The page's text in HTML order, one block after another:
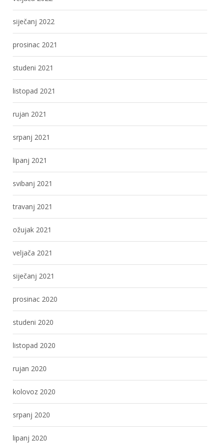
siječanj 2022
prosinac 2021
studeni 2021
listopad 2021
rujan 2021
srpanj 2021
lipanj 2021
svibanj 2021
travanj 2021
ožujak 2021
veljača 2021
siječanj 2021
prosinac 2020
studeni 2020
listopad 2020
rujan 2020
kolovoz 2020
srpanj 2020
lipanj 2020